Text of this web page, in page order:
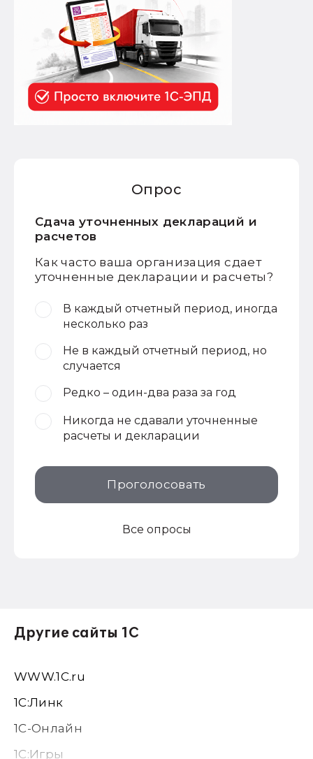
Опрос
Сдача уточненных деклараций и
расчетов
Как часто ваша организация сдает
уточненные декларации и расчеты?
В каждый отчетный период, иногда
несколько раз
Не в каждый отчетный период, но
случается
Редко – один-два раза за год
Никогда не сдавали уточненные
расчеты и декларации
Проголосовать
Все опросы
Другие сайты 1С
WWW.1С.ru
1С:Линк
1С-Онлайн
1C:Игры